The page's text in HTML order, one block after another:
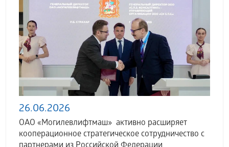
26.06.2026
ОАО «Могилевлифтмаш» активно расширяет
кооперационное стратегическое сотрудничество с